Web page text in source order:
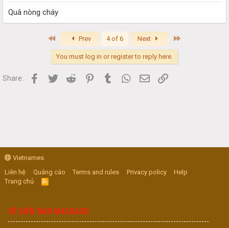
Quâ nòng cháy
First Prev 4 of 6 Next
You must log in or register to reply here.
Share: Facebook
Twitter Reddit PinterestTumblr WhatsApp
Email
Vietnames
Liên hệ
Quảng cáo Terms and rules Privacy policy
Help
Trang chủ
R
S
VỀ DIỄN ĐÀN MASSAGE